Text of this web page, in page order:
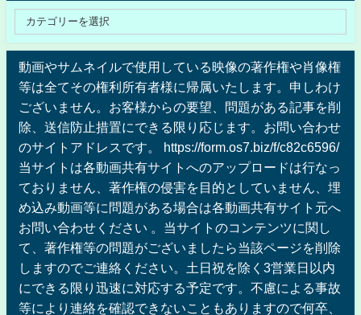
動画やサムネイルで使用している映像の著作権や肖像権
等は全てその権利所有者様に帰属いたします。申しわけ
ございません。お客様からの要望、問題がある記事を削
除、送信防止措置にできる限り応じます。お問い合わせ
のサイトアドレスです。 https://form.os7.biz/f/c82c6596/
当サイトは各動画共有サイトへのアップロードは行なっ
ておりません、著作権の侵害を目的としていません、埋
め込み動画等に問題がある場合は各動画共有サイト元へ
お問い合わせください 。当サイトのコンテンツに関し
て、著作権等の問題がございましたら当該ページを削除
しますのでご連絡ください。土日祝を除く3営業日以内
にできる限り迅速に対応する予定です。不慮による事故
等により連絡を確認できないこともありますので何卒、